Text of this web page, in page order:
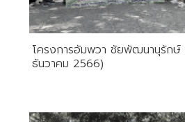
โครงการอัมพวา ชัยพัฒนานุรักษ์
ธันวาคม 2566)